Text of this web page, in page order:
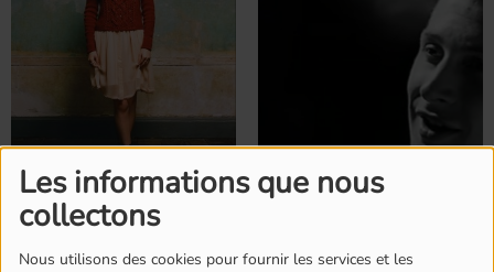
Les informations que nous
collectons
Nous utilisons des cookies pour fournir les services et les
Birdy Black